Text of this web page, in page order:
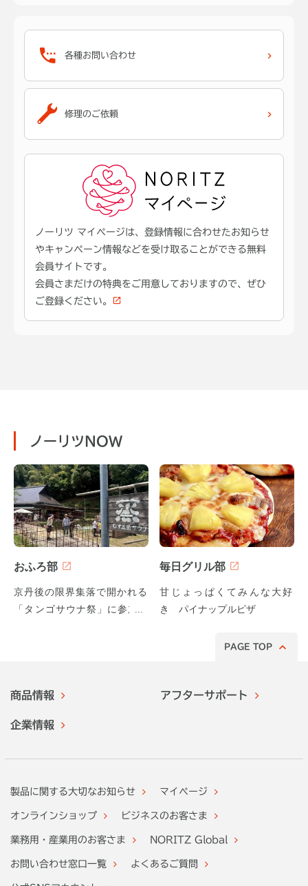
各種お問い合わせ
修理のご依頼
ノーリツ マイページは、登録情報に合わせたお知らせ
やキャンペーン情報などを受け取ることができる無料
会員サイトです。
会員さまだけの特典をご用意しておりますので、ぜひ
ご登録ください。
ノーリツNOW
おふろ部
京丹後の限界集落で開かれる
「タンゴサウナ祭」に参加し
毎日グリル部
甘じょっぱくてみんな大好
き パイナップルピザ
PAGE TOP
商品情報 アフターサポート
企業情報
製品に関する大切なお知らせ マイページ
オンラインショップ ビジネスのお客さま
業務用・産業用のお客さま NORITZ Global
お問い合わせ窓口一覧 よくあるご質問